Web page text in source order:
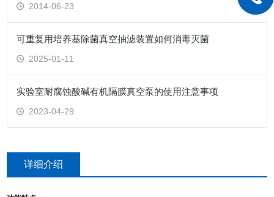
2014-06-23
可重复用培养基除菌真空抽滤装置如何消毒灭菌
2025-01-11
实验室耐腐蚀酸碱有机隔膜真空泵的使用注意事项
2023-04-29
详细介绍